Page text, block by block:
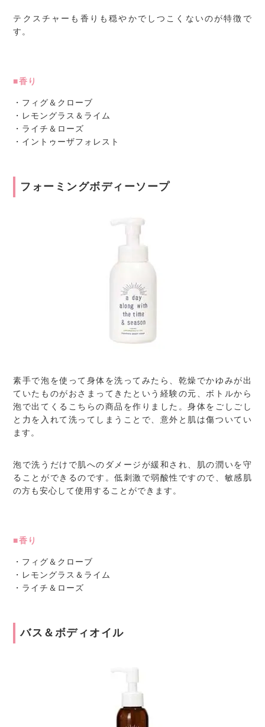
テクスチャーも香りも穏やかでしつこくないのが特徴で
す。
■香り
・フィグ＆クローブ
・レモングラス＆ライム
・ライチ＆ローズ
・イントゥーザフォレスト
フォーミングボディーソープ
素手で泡を使って身体を洗ってみたら、乾燥でかゆみが出
ていたものがおさまってきたという経験の元、ボトルから
泡で出てくるこちらの商品を作りました。身体をごしごし
と力を入れて洗ってしまうことで、意外と肌は傷ついてい
ます。
泡で洗うだけで肌へのダメージが緩和され、肌の潤いを守
ることができるのです。低刺激で弱酸性ですので、敏感肌
の方も安心して使用することができます。
■香り
・フィグ＆クローブ
・レモングラス＆ライム
・ライチ＆ローズ
バス＆ボディオイル